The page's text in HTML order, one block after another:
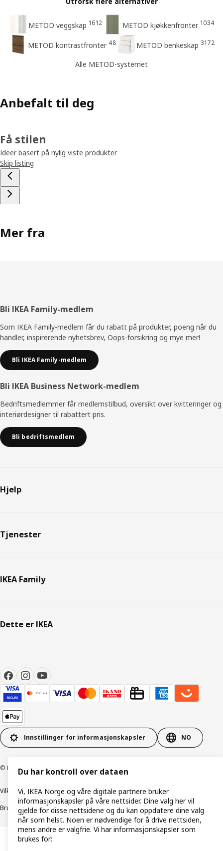
METOD veggskap 1612 METOD kjøkkenfronter 1034
METOD kontrastfronter 48 METOD benkeskap 3172
Alle METOD-systemet
Anbefalt til deg
Få stilen
Ideer basert på nylig viste produkter
Skip listing
Mer fra
Bunntekst
Bli IKEA Family-medlem
Som IKEA Family-medlem får du rabatt på produkter, poeng når du
handler, inspirerende nyhetsbrev, Oops-forsikring og mye mer!
Bli IKEA Family-medlem
Bli IKEA Business Network-medlem
Bedriftsmedlemmer får medlemstilbud, oversikt over kvitteringer og
interiørdesigner til rabattert pris.
Bli bedriftsmedlem
Hjelp
Tjenester
IKEA Family
Dette er IKEA
Innstillinger for informasjonskapsler NO
© Inter IKEA Systems B.V. 1999–2026
Vilkår og betingelserRetningslinjer for personvern
Bruk av informasjonskapsler (Cookies)Retningslinjer for ansvarlig avsløring
Du har kontroll over dataen
Vi, IKEA Norge og våre digitale partnere bruker
informasjonskapsler på våre nettsider. Dine valg her vil
gjelde for disse nettsidene og du kan oppdatere dine valg
når som helst. Noen er nødvendige for å drive nettsiden,
mens andre er valgfrie. Vi har informasjonskapsler som
brukes for: